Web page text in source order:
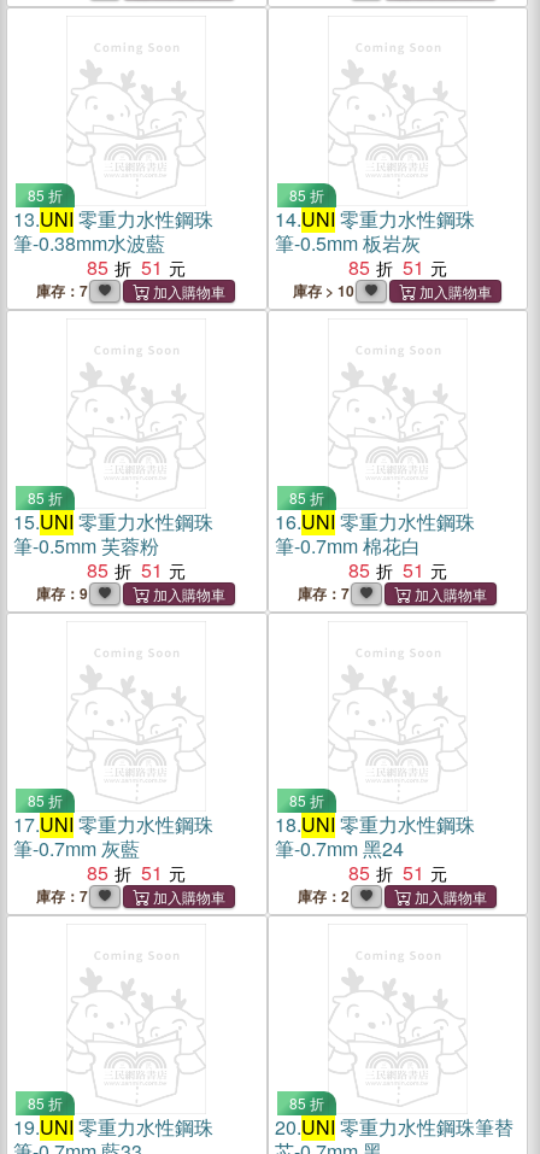
85 折
13.UNI 零重力水性鋼珠
筆-0.38mm水波藍
85
51
庫存：7
85 折
14.UNI 零重力水性鋼珠
筆-0.5mm 板岩灰
85
51
庫存 > 10
85 折
15.UNI 零重力水性鋼珠
筆-0.5mm 芙蓉粉
85
51
庫存：9
85 折
16.UNI 零重力水性鋼珠
筆-0.7mm 棉花白
85
51
庫存：7
85 折
17.UNI 零重力水性鋼珠
筆-0.7mm 灰藍
85
51
庫存：7
85 折
18.UNI 零重力水性鋼珠
筆-0.7mm 黑24
85
51
庫存：2
85 折
19.UNI 零重力水性鋼珠
85 折
20.UNI 零重力水性鋼珠筆替